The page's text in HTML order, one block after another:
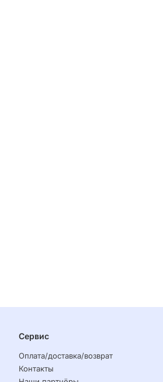
Сервис
Оплата/доставка/возврат
Контакты